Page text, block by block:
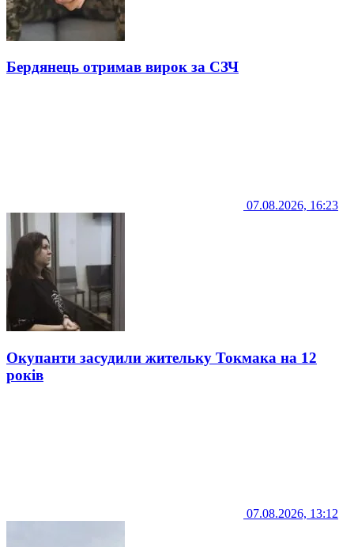
Бердянець отримав вирок за СЗЧ
07.08.2026, 16:23
Окупанти засудили жительку Токмака на 12
років
07.08.2026, 13:12